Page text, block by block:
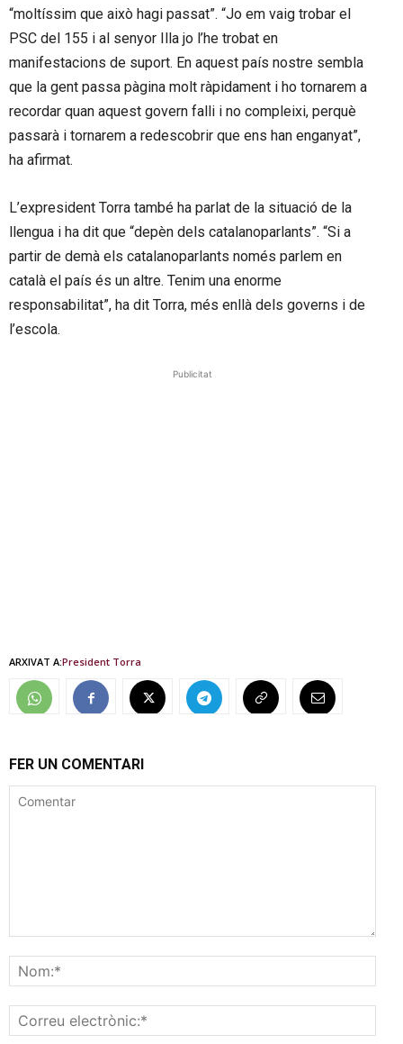
“moltíssim que això hagi passat”. “Jo em vaig trobar el
PSC del 155 i al senyor Illa jo l’he trobat en
manifestacions de suport. En aquest país nostre sembla
que la gent passa pàgina molt ràpidament i ho tornarem a
recordar quan aquest govern falli i no compleixi, perquè
passarà i tornarem a redescobrir que ens han enganyat”,
ha afirmat.
L’expresident Torra també ha parlat de la situació de la
llengua i ha dit que “depèn dels catalanoparlants”. “Si a
partir de demà els catalanoparlants només parlem en
català el país és un altre. Tenim una enorme
responsabilitat”, ha dit Torra, més enllà dels governs i de
l’escola.
Publicitat
ARXIVAT A:President Torra
FER UN COMENTARI